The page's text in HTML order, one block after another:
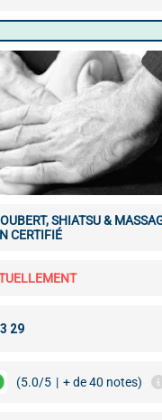
SHIATSU &
CERTIFIÉ
(5.0/5 | + de 40 notes)